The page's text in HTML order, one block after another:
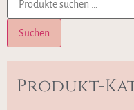
Suchen
Produkt-